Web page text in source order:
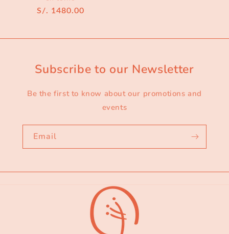
Regular
S/. 1480.00
Subscribe to our Newsletter
Be the first to know about our promotions and
events
Email